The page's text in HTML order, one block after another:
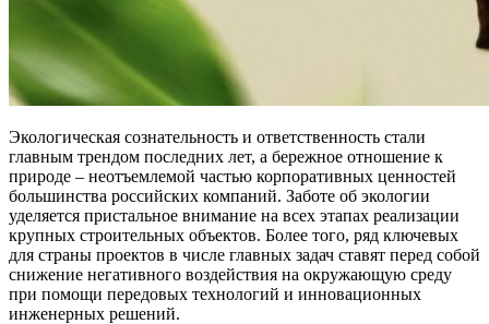
Экологическая сознательность и ответственность стали
главным трендом последних лет, а бережное отношение к
природе – неотъемлемой частью корпоративных ценностей
большинства российских компаний. Заботе об экологии
уделяется пристальное внимание на всех этапах реализации
крупных строительных объектов. Более того, ряд ключевых
для страны проектов в числе главных задач ставят перед собой
снижение негативного воздействия на окружающую среду
при помощи передовых технологий и инновационных
инженерных решений.